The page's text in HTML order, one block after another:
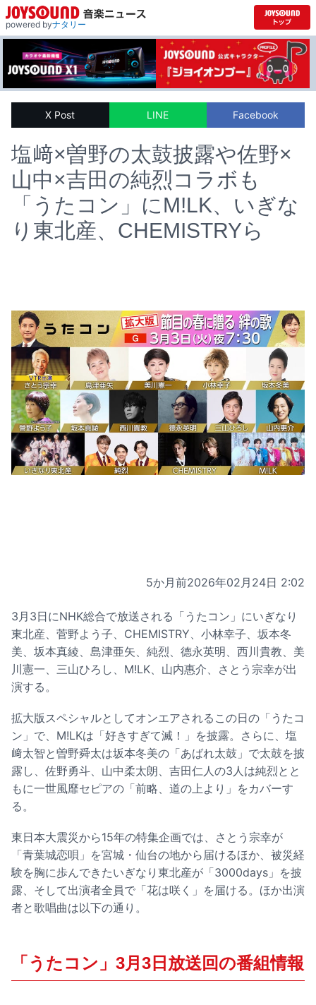
powered byナタリー
X Post LINE Facebook
塩﨑×曽野の太鼓披露や佐野×
山中×吉田の純烈コラボも
「うたコン」にM!LK、いぎな
り東北産、CHEMISTRYら
5か月前2026年02月24日 2:02
3月3日にNHK総合で放送される「うたコン」にいぎなり
東北産、菅野よう子、CHEMISTRY、小林幸子、坂本冬
美、坂本真綾、島津亜矢、純烈、德永英明、西川貴教、美
川憲一、三山ひろし、M!LK、山内惠介、さとう宗幸が出
演する。
拡大版スペシャルとしてオンエアされるこの日の「うたコ
ン」で、M!LKは「好きすぎて滅！」を披露。さらに、塩
﨑太智と曽野舜太は坂本冬美の「あばれ太鼓」で太鼓を披
露し、佐野勇斗、山中柔太朗、吉田仁人の3人は純烈とと
もに一世風靡セピアの「前略、道の上より」をカバーす
る。
東日本大震災から15年の特集企画では、さとう宗幸が
「青葉城恋唄」を宮城・仙台の地から届けるほか、被災経
験を胸に歩んできたいぎなり東北産が「3000days」を披
露、そして出演者全員で「花は咲く」を届ける。ほか出演
者と歌唱曲は以下の通り。
「うたコン」3月3日放送回の番組情報